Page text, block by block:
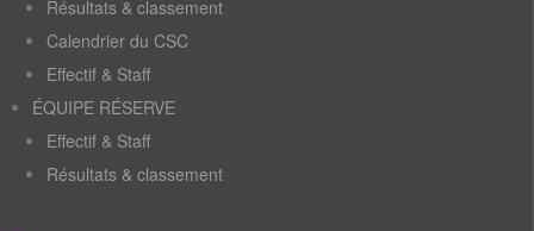
Résultats & classement
Calendrier du CSC
Effectif & Staff
ÉQUIPE RÉSERVE
Effectif & Staff
Résultats & classement